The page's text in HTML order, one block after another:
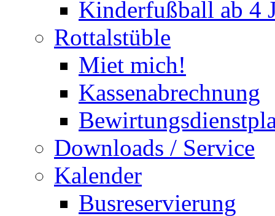
Kinderfußball ab 4
Rottalstüble
Miet mich!
Kassenabrechnung
Downloads / Service
Kalender
Busreservierung